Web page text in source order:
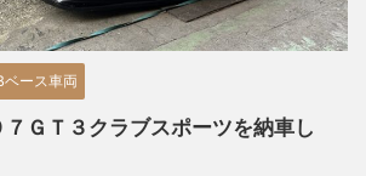
ース車両
７ＧＴ３クラブスポーツを納車し